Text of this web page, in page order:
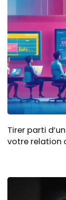
Tirer parti
votre relation